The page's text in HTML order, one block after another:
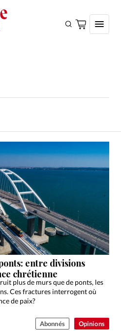
chrétienne
Chronique
Culture
Génération réveil
Monde
des Eglises
Trait d'Ixène
Opinions
entre divisions
chrétienne
plus de murs que de ponts, les
Ces fractures interrogent où
de paix?
Abonnés